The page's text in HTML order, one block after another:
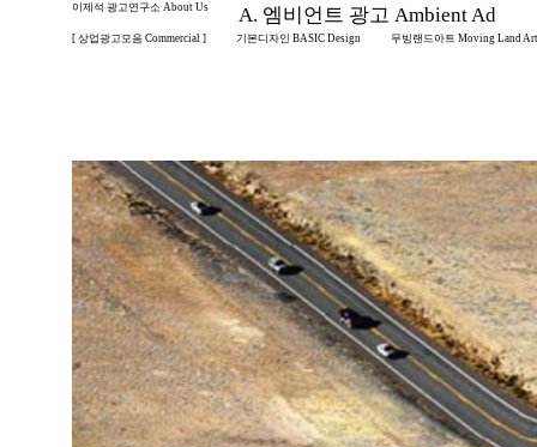
이제석 광고연구소 About Us A. 엠비언트 광고 Ambient Ad
[ 상업광고모음 Commercial ] 기본디자인 BASIC Design 무빙랜드아트 Moving Land Art